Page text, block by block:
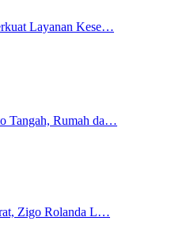
Layanan Kese…
Tangah, Rumah da…
Zigo Rolanda L…